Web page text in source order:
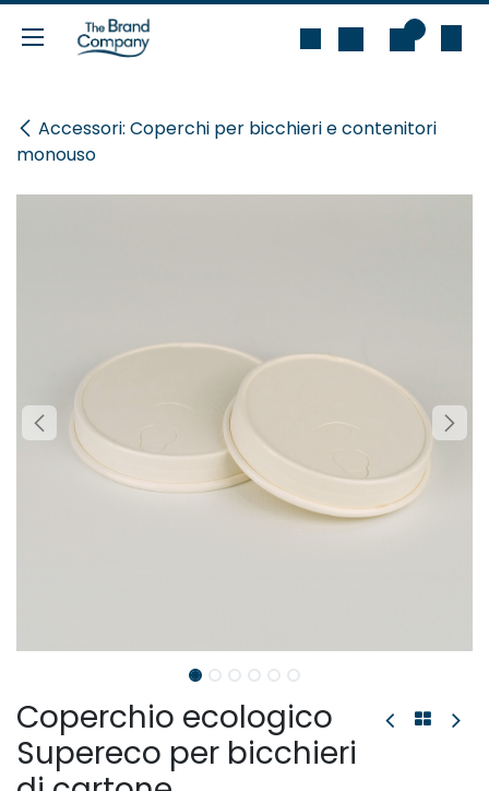
Passa al contenuto
Accessori: Coperchi per bicchieri e contenitori
monouso
Coperchio ecologico
Supereco per bicchieri